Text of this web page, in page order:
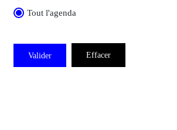
Tout l'agenda
Valider